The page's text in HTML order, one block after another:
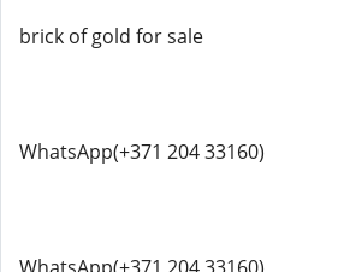
brick of gold for sale
WhatsApp(+371 204 33160)